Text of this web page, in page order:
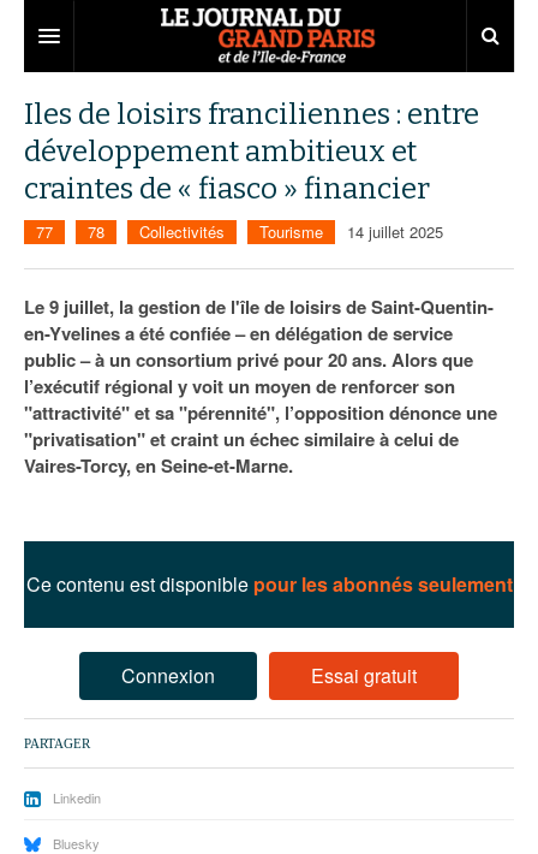
Territoires
Aménagement
Collectivités
Services urbains
Entreprises
Développement économique
Attractivité
Innovation
Transport
Départements
77
78
91
93
94
Nominations
Portraits
Agenda
Les Assises du Grand Paris
Éditions précédentes
Le podcast
Ecouter les épisodes
Iles de loisirs franciliennes : entre
développement ambitieux et
craintes de « fiasco » financier
77 78 Collectivités Tourisme 14 juillet 2025
Le 9 juillet, la gestion de l'île de loisirs de Saint-Quentin-
en-Yvelines a été confiée – en délégation de service
public – à un consortium privé pour 20 ans. Alors que
l’exécutif régional y voit un moyen de renforcer son
"attractivité" et sa "pérennité", l’opposition dénonce une
"privatisation" et craint un échec similaire à celui de
Vaires-Torcy, en Seine-et-Marne.
Ce contenu est disponible pour les abonnés seulement
Connexion Essai gratuit
PARTAGER
Linkedin
Bluesky